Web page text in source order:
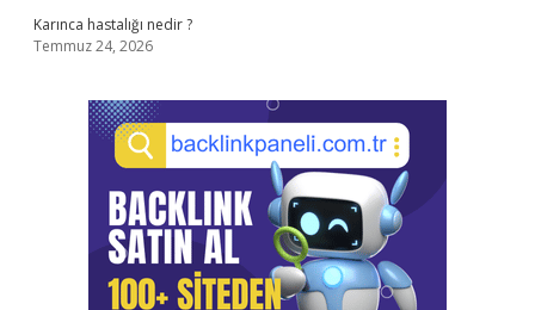
Karınca hastalığı nedir ?
Temmuz 24, 2026